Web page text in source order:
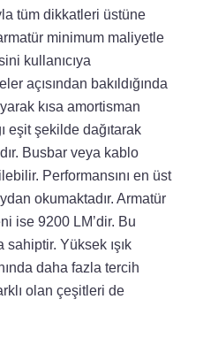
tüm dikkatleri üstüne
minimum maliyetle
kullanıcıya
açısından bakıldığında
kısa amortisman
eşit şekilde dağıtarak
Busbar veya kablo
Performansını en üst
okumaktadır. Armatür
ise 9200 LM’dir. Bu
Yüksek ışık
daha fazla tercih
olan çeşitleri de